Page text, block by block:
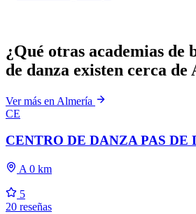
¿Qué otras academias de
de danza existen cerca de
Ver más en Almería
CE
CENTRO DE DANZA PAS DE
A 0 km
5
20 reseñas